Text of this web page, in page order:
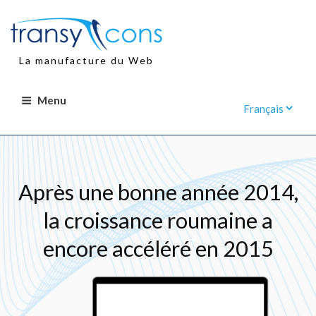
contenu
principalLa manufacture du Web
Menu
Après une bonne année 2014,
la croissance roumaine a
encore accéléré en 2015